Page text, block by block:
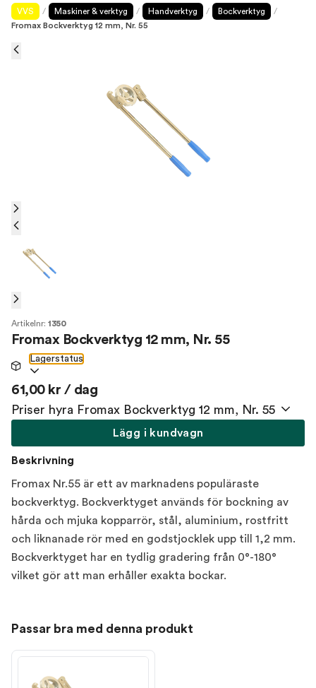
VVS / Maskiner & verktyg / Handverktyg / Bockverktyg
/
Fromax Bockverktyg 12 mm, Nr. 55
Artikelnr: 1350
Fromax Bockverktyg 12 mm, Nr. 55
Lagerstatus
61,00 kr / dag
Priser hyra Fromax Bockverktyg 12 mm, Nr. 55
Lägg i kundvagn
Beskrivning
Fromax Nr.55 är ett av marknadens populäraste
bockverktyg. Bockverktyget används för bockning av
hårda och mjuka kopparrör, stål, aluminium, rostfritt
och liknanade rör med en godstjocklek upp till 1,2 mm.
Bockverktyget har en tydlig gradering från 0°-180°
vilket gör att man erhåller exakta bockar.
Passar bra med denna produkt